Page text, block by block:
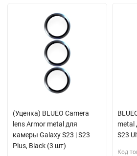
(Уценка) BLUEO Camera
lens Armor metal для
камеры Galaxy S23 | S23
Plus, Black (3 шт)
metal
S23
Код